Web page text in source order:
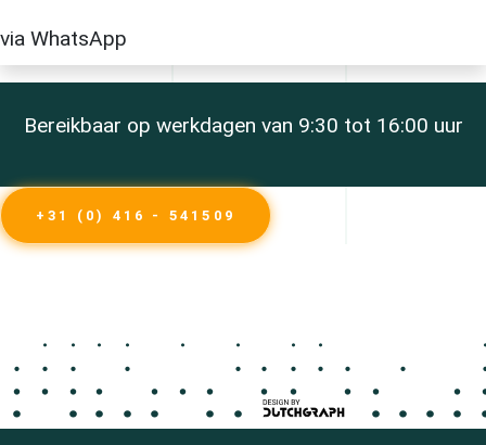
via WhatsApp
Bereikbaar op werkdagen van 9:30 tot 16:00 uur
+31 (0) 416 - 541509